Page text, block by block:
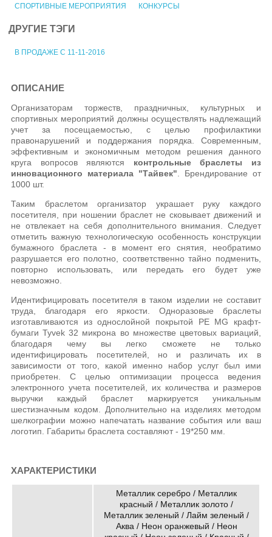
СПОРТИВНЫЕ МЕРОПРИЯТИЯ КОНКУРСЫ
ДРУГИЕ ТЭГИ
В ПРОДАЖЕ С 11-11-2016
ОПИСАНИЕ
Организаторам торжеств, праздничных, культурных и
спортивных мероприятий должны осуществлять надлежащий
учет за посещаемостью, с целью профилактики
правонарушений и поддержания порядка. Современным,
эффективным и экономичным методом решения данного
круга вопросов являются контрольные браслеты из
инновационного материала "Тайвек" . Брендирование от
1000 шт.
Таким браслетом организатор украшает руку каждого
посетителя, при ношении браслет не сковывает движений и
не отвлекает на себя дополнительного внимания. Следует
отметить важную технологическую особенность конструкции
бумажного браслета - в момент его снятия, необратимо
разрушается его полотно, соответственно тайно подменить,
повторно использовать, или передать его будет уже
невозможно.
Идентифицировать посетителя в таком изделии не составит
труда, благодаря его яркости. Одноразовые браслеты
изготавливаются из однослойной покрытой РЕ MG крафт-
бумаги Tyvek 32 микрона во множестве цветовых вариаций,
благодаря чему вы легко сможете не только
идентифицировать посетителей, но и различать их в
зависимости от того, какой именно набор услуг был ими
приобретен. С целью оптимизации процесса ведения
электронного учета посетителей, их количества и размеров
выручки каждый браслет маркируется уникальным
шестизначным кодом. Дополнительно на изделиях методом
шелкографии можно напечатать название события или ваш
логотип. Габариты браслета составляют - 19*250 мм.
ХАРАКТЕРИСТИКИ
Металлик серебро / Металлик
красный / Металлик золото /
Металлик зеленый / Лайм зеленый /
Аква / Неон оранжевый / Неон